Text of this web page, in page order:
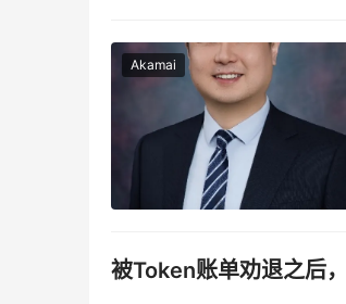
Akamai
被Token账单劝退之后